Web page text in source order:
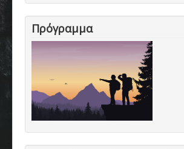
Πρόγραμμα